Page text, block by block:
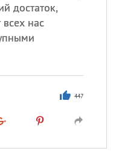
достаток,
нас
447